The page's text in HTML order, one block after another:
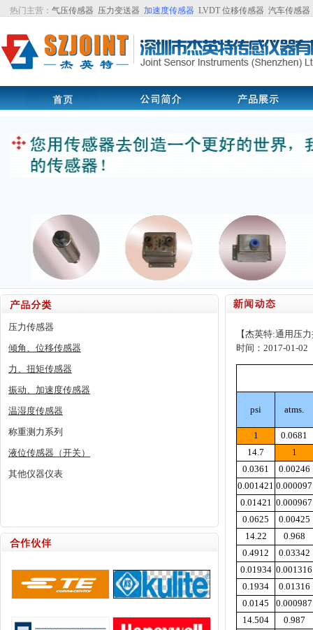
热门主营： 气压传感器 压力变送器 加速度传感器 LVDT 位移传感器 汽车传感器
压力传感器
倾角、位移传感器
力、扭矩传感器
振动、加速度传感器
温湿度传感器
称重测力系列
液位传感器（开关）
其他仪器仪表
【杰英特:通用压
时间：2017-01-02
psi atms.
1
0.0681
14.7
1
0.0361
0.00246
0.001421 0.000097
0.01421 0.000967
0.0625
0.00425
14.22
0.968
0.4912
0.03342
0.01934 0.001316
0.1934
0.01316
0.0145
0.000987
14.504
0.987